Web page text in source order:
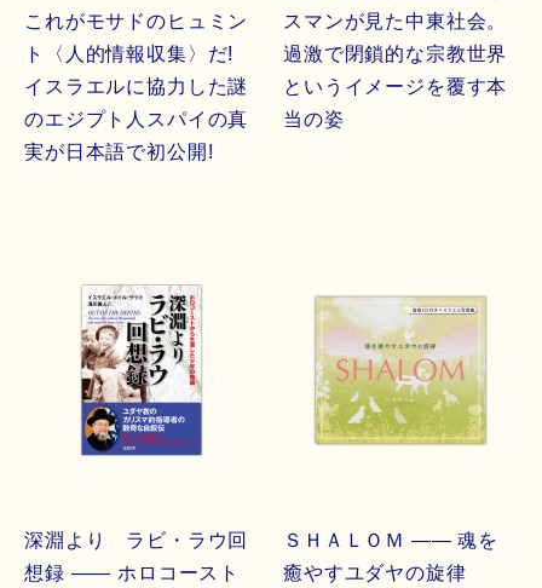
これがモサドのヒュミン
ト〈人的情報収集〉だ!
イスラエルに協力した謎
のエジプト人スパイの真
実が日本語で初公開!
スマンが見た中東社会。
過激で閉鎖的な宗教世界
というイメージを覆す本
当の姿
深淵より ラビ・ラウ回
想録 ―― ホロコースト
ＳＨＡＬＯＭ ―― 魂を
癒やすユダヤの旋律